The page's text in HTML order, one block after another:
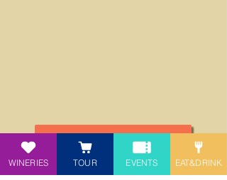
TORNA ALLA LISTA
WINERIES TOUR EVENTS EAT&DRINK